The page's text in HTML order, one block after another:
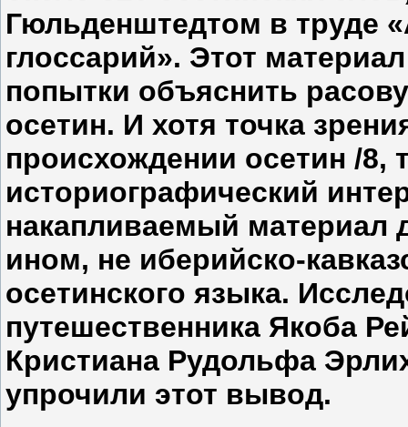
Гюльденштедтом в труде
глоссарий». Этот
попытки объяснить
осетин. И хотя точка
происхождении осетин /8,
историографический
накапливаемый материал
ином, не иберийско-
осетинского языка.
путешественника Якоба
Кристиана Рудольфа
упрочили этот вывод.